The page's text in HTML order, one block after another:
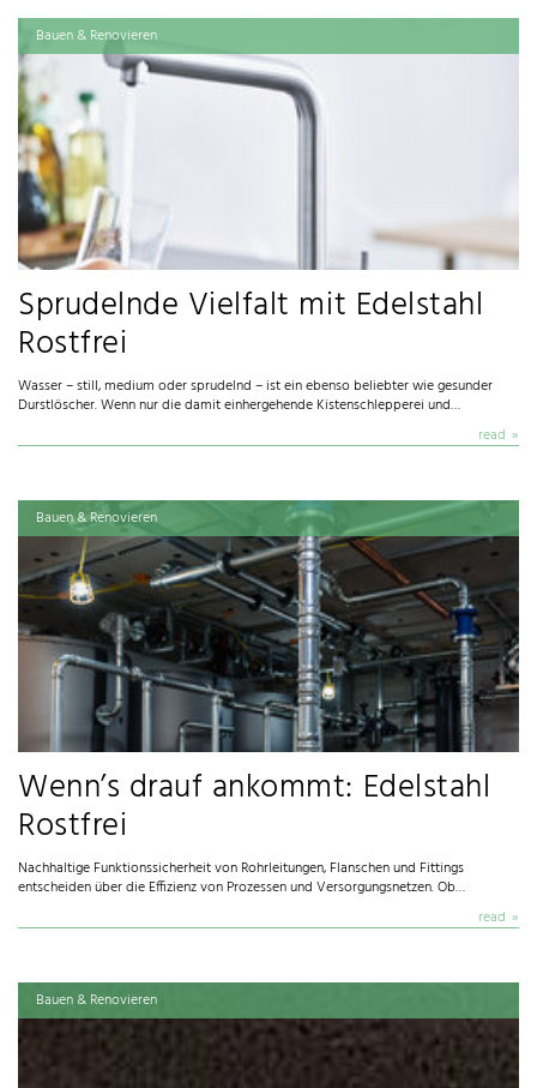
Bauen & Renovieren
Sprudelnde Vielfalt mit Edelstahl
Rostfrei
Wasser – still, medium oder sprudelnd – ist ein ebenso beliebter wie gesunder
Durstlöscher. Wenn nur die damit einhergehende Kistenschlepperei und…
read
Bauen & Renovieren
Wenn’s drauf ankommt: Edelstahl
Rostfrei
Nachhaltige Funktionssicherheit von Rohrleitungen, Flanschen und Fittings
entscheiden über die Effizienz von Prozessen und Versorgungsnetzen. Ob…
read
Bauen & Renovieren